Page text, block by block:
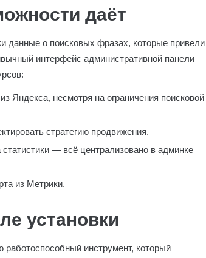
даёт
данные о поисковых фразах, которые привели
интерфейс административной панели
Яндекса, несмотря на ограничения поисковой
стратегию продвижения.
— всё централизовано в админке
из Метрики.
установки
инструмент, который